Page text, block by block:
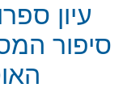
עיון
סיפור